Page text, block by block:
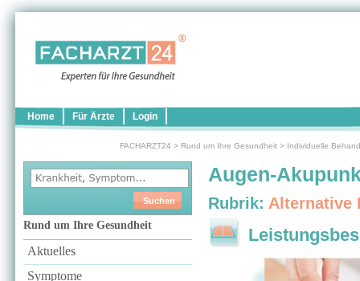
Home Für Ärzte Login
FACHARZT24 > Rund um Ihre Gesundheit > Individuelle
Rund um Ihre Gesundheit
Aktuelles
Symptome
Augen-
Rubrik: Alternative